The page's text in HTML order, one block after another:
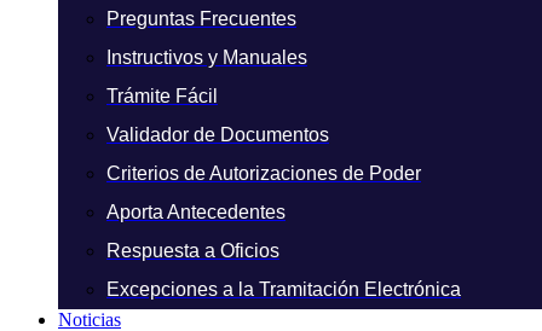
Preguntas Frecuentes
Instructivos y Manuales
Trámite Fácil
Validador de Documentos
Criterios de Autorizaciones de Poder
Aporta Antecedentes
Respuesta a Oficios
Excepciones a la Tramitación Electrónica
Noticias